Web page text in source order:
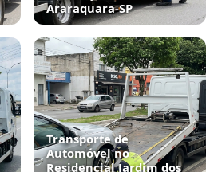
Araraquara‑SP
Transporte de
Automóvel no
Residencial Jardim dos